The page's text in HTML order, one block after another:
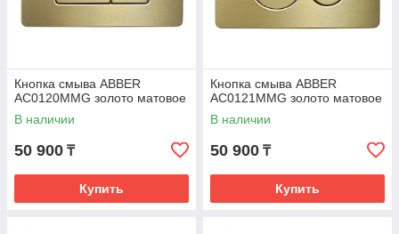
Кнопка смыва ABBER
AC0120MMG золото матовое
В наличии
50 900 ₸
Купить
Кнопка смыва ABBER
AC0121MMG золото матовое
В наличии
50 900 ₸
Купить